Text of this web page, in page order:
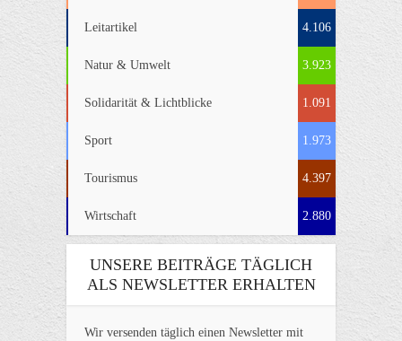
Leitartikel 4.106
Natur & Umwelt 3.923
Solidarität & Lichtblicke 1.091
Sport 1.973
Tourismus 4.397
Wirtschaft 2.880
UNSERE BEITRÄGE TÄGLICH
ALS NEWSLETTER ERHALTEN
Wir versenden täglich einen Newsletter mit